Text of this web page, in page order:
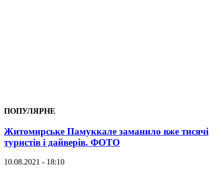
ПОПУЛЯРНЕ
Житомирське Памуккале заманило вже тисячі
туристів і дайверів. ФОТО
10.08.2021 - 18:10